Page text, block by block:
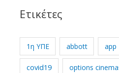
Ετικέτες
1η ΥΠΕ abbott app
covid19 options